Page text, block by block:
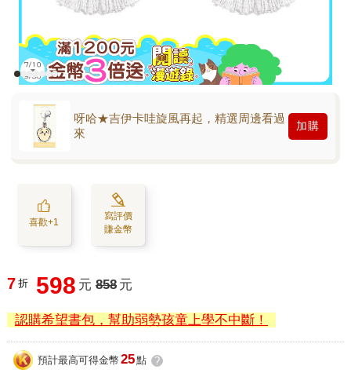
呀哈★吉伊卡哇旋風再起，精選周邊看過
來
加購
喜歡+1
寫評價
賺金幣
7 折 598 元 858 元
認購希望書包，幫助弱勢孩童上學不中斷！
預計最高可得金幣 25點 ?